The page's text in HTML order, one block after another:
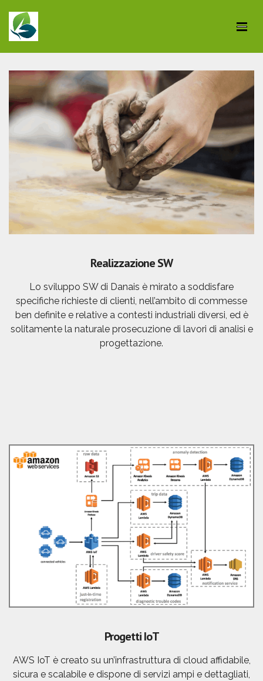
Realizzazione SW
Lo sviluppo SW di Danais è mirato a soddisfare
specifiche richieste di clienti, nell’ambito di commesse
ben definite e relative a contesti industriali diversi, ed è
solitamente la naturale prosecuzione di lavori di analisi e
progettazione.
Progetti IoT
AWS IoT è creato su un’infrastruttura di cloud affidabile,
sicura e scalabile e dispone di servizi ampi e dettagliati,